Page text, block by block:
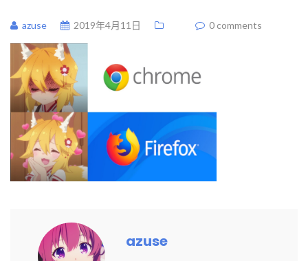
azuse 2019年4月11日 0 comments
azuse